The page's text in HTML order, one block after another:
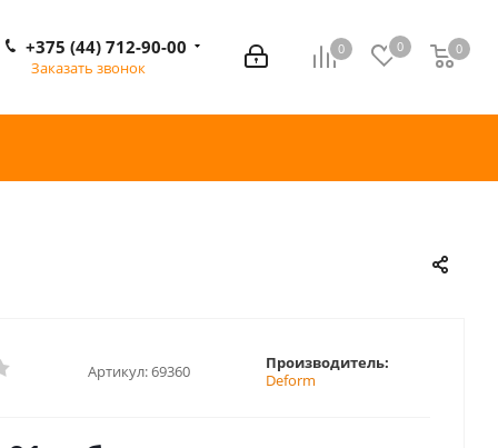
0 0 0
0
+375 (44) 712-90-00
Заказать звонок
Артикул:69360
Производитель:
Deform